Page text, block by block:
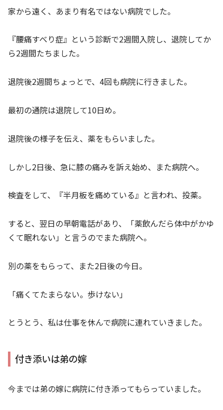
家から遠く、あまり有名ではない病院でした。
『腰痛すべり症』という診断で2週間入院し、退院してか
ら2週間たちました。
退院後2週間ちょっとで、4回も病院に行きました。
最初の通院は退院して10日め。
退院後の様子を伝え、薬をもらいました。
しかし2日後、急に膝の痛みを訴え始め、また病院へ。
検査をして、『半月板を痛めている』と言われ、投薬。
すると、翌日の早朝電話があり、「薬飲んだら体中がかゆ
くて眠れない」と言うのでまた病院へ。
別の薬をもらって、また2日後の今日。
「痛くてたまらない。歩けない」
とうとう、私は仕事を休んで病院に連れていきました。
付き添いは弟の嫁
今までは弟の嫁に病院に付き添ってもらっていました。